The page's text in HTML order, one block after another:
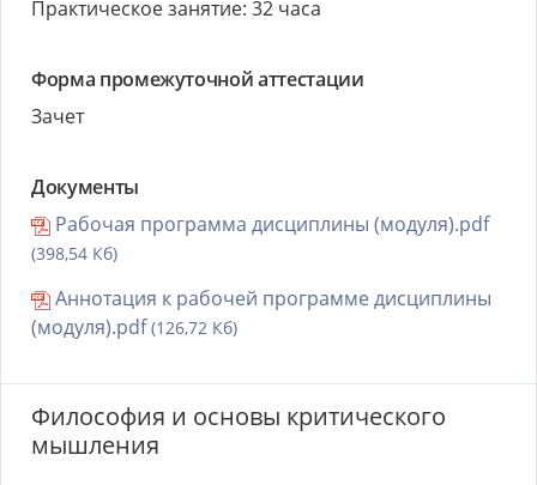
Практическое занятие: 32 часа
Форма промежуточной аттестации
Зачет
Документы
Рабочая программа дисциплины (модуля).pdf
(398,54 Кб)
Аннотация к рабочей программе дисциплины
(модуля).pdf(126,72 Кб)
Философия и основы критического
мышления